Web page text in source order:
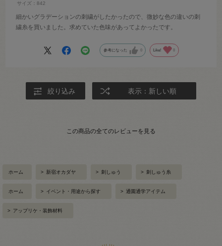
サイズ：842
細かいグラデーションの刺繍がしたかったので、微妙な色の違いの刺
繍糸を買いました。求めていた色味があってよかったです。
参考になった 0 Like! 0
絞り込み 表示：新しい順
この商品の全てのレビューを見る
ホーム > 新宿オカダヤ > 刺しゅう > 刺しゅう糸
ホーム > イベント・用途から探す > 通園通学アイテム
> アップリケ・装飾材料